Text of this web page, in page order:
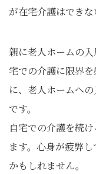
が在宅介護はできな
親に老人ホームの
宅での介護に限界
に、老人ホームへ
です。
自宅での介護を続
ます。心身が疲弊
かもしれません。